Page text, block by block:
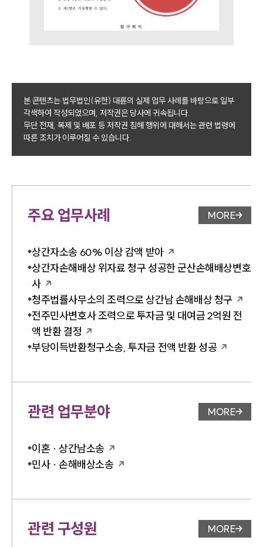
본 콘텐츠는 법무법인(유한) 대륜의 실제 업무 사례를 바탕으로 일부
각색하여 작성되었으며, 저작권은 당사에 귀속됩니다.
무단 전재, 복제 및 배포 등 저작권 침해 행위에 대해서는 관련 법령에
따른 조치가 이루어질 수 있습니다.
주요 업무사례 업무사례
MORE
상간자소송 60% 이상 감액 받아
상간자손해배상 위자료 청구 성공한 군산손해배상변호
사
청주법률사무소의 조력으로 상간남 손해배상 청구
전주민사변호사 조력으로 투자금 및 대여금 2억원 전
액 반환 결정
부당이득반환청구소송, 투자금 전액 반환 성공
관련 업무분야 업무분야
MORE
이혼 · 상간남소송
민사 · 손해배상소송
관련 구성원 변호사 페
MORE